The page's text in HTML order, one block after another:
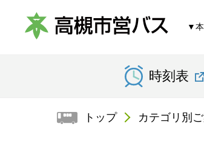
槻
市
▼
時刻表
トップ カテゴリ別